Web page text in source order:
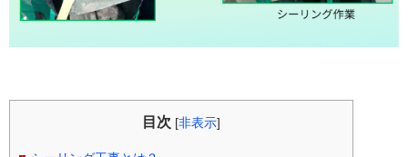
目次 [非表示]